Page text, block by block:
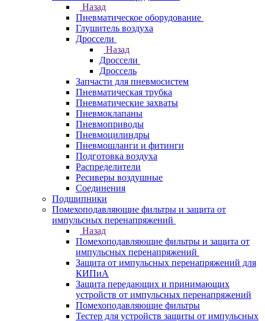
Назад
Пневматическое оборудование
Глушитель воздуха
Дроссели
Назад
Дроссели
Дроссель
Запчасти для пневмосистем
Пневматическая трубка
Пневматические захваты
Пневмоклапаны
Пневмоприводы
Пневмоцилиндры
Пневмошланги и фитинги
Подготовка воздуха
Распределители
Ресиверы воздушные
Соединения
Подшипники
Помехоподавляющие фильтры и защита от
импульсных перенапряжений
Назад
Помехоподавляющие фильтры и защита от
импульсных перенапряжений
Защита от импульсных перенапряжений для
КИПиА
Защита передающих и принимающих
устройств от импульсных перенапряжений
Помехоподавляющие фильтры
Тестер для устройств защиты от импульсных